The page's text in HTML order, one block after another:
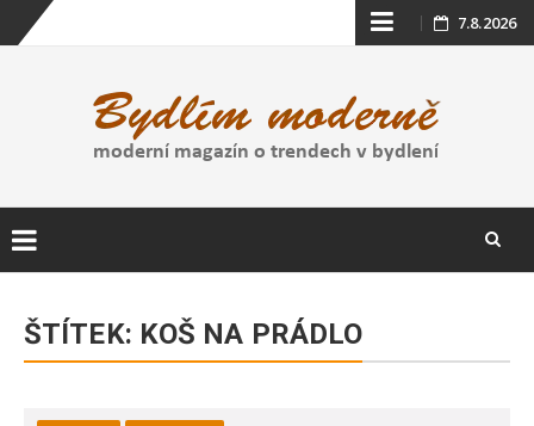
Skip
content
7.8.2026
contentŠTÍTEK: KOŠ NA PRÁDLO